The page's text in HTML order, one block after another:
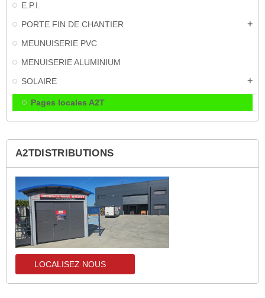
E.P.I.
PORTE FIN DE CHANTIER
add
MEUNUISERIE PVC
MENUISERIE ALUMINIUM
SOLAIRE
add
Pages locales A2T
A2TDISTRIBUTIONS
LOCALISEZ NOUS